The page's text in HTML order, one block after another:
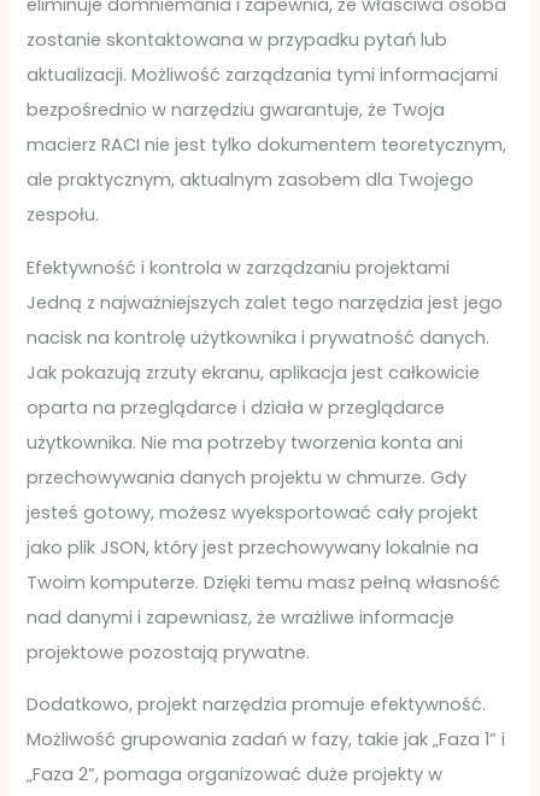
eliminuje domniemania i zapewnia, że właściwa osoba
zostanie skontaktowana w przypadku pytań lub
aktualizacji. Możliwość zarządzania tymi informacjami
bezpośrednio w narzędziu gwarantuje, że Twoja
macierz RACI nie jest tylko dokumentem teoretycznym,
ale praktycznym, aktualnym zasobem dla Twojego
zespołu.
Efektywność i kontrola w zarządzaniu projektami
Jedną z najważniejszych zalet tego narzędzia jest jego
nacisk na kontrolę użytkownika i prywatność danych.
Jak pokazują zrzuty ekranu, aplikacja jest całkowicie
oparta na przeglądarce i działa w przeglądarce
użytkownika. Nie ma potrzeby tworzenia konta ani
przechowywania danych projektu w chmurze. Gdy
jesteś gotowy, możesz wyeksportować cały projekt
jako plik JSON, który jest przechowywany lokalnie na
Twoim komputerze. Dzięki temu masz pełną własność
nad danymi i zapewniasz, że wrażliwe informacje
projektowe pozostają prywatne.
Dodatkowo, projekt narzędzia promuje efektywność.
Możliwość grupowania zadań w fazy, takie jak „Faza 1” i
„Faza 2”, pomaga organizować duże projekty w